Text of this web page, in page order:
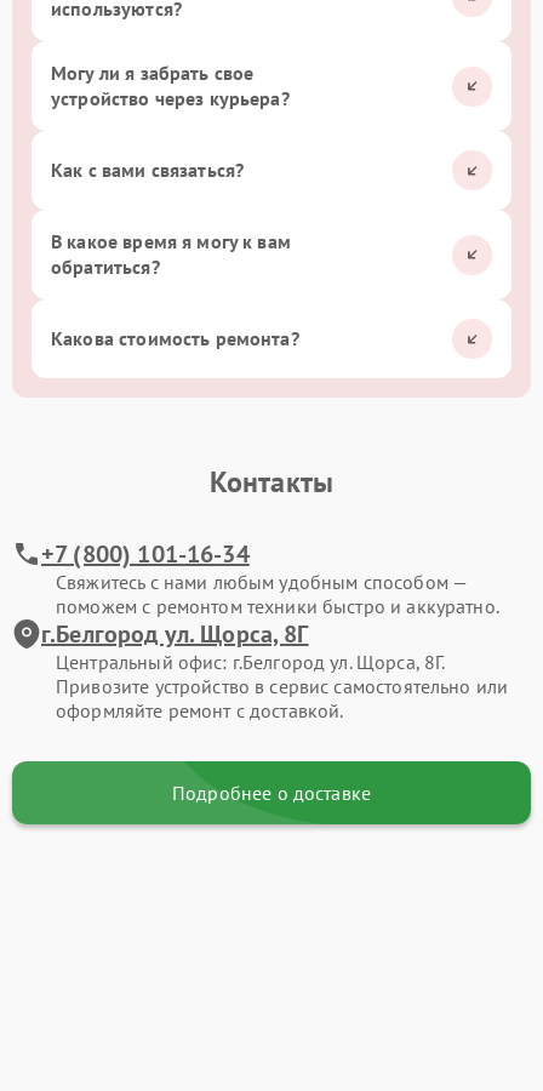
используются?
Могу ли я забрать свое
устройство через курьера?
Как с вами связаться?
В какое время я могу к вам
обратиться?
Какова стоимость ремонта?
Контакты
+7 (800) 101-16-34
Свяжитесь с нами любым удобным способом —
поможем с ремонтом техники быстро и аккуратно.
г.Белгород ул. Щорса, 8Г
Центральный офис: г.Белгород ул. Щорса, 8Г.
Привозите устройство в сервис самостоятельно или
оформляйте ремонт с доставкой.
Подробнее о доставке